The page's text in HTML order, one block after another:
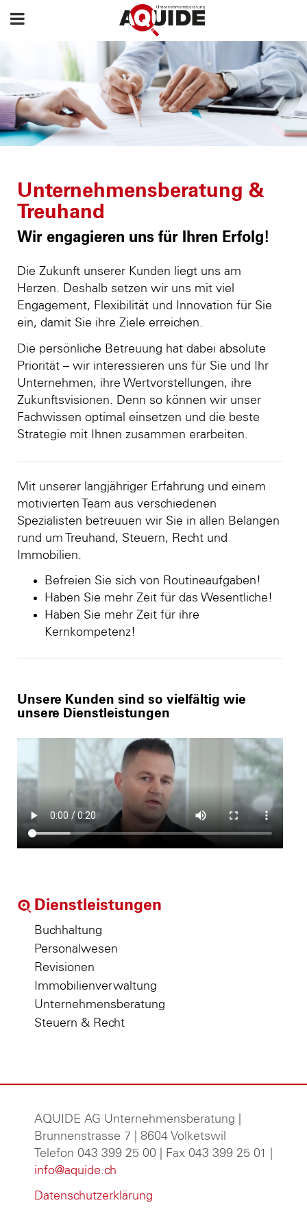
Unternehmensberatung &
Treuhand
Wir engagieren uns für Ihren Erfolg!
Die Zukunft unserer Kunden liegt uns am
Herzen. Deshalb setzen wir uns mit viel
Engagement, Flexibilität und Innovation für Sie
ein, damit Sie ihre Ziele erreichen.
Die persönliche Betreuung hat dabei absolute
Priorität – wir interessieren uns für Sie und Ihr
Unternehmen, ihre Wertvorstellungen, ihre
Zukunftsvisionen. Denn so können wir unser
Fachwissen optimal einsetzen und die beste
Strategie mit Ihnen zusammen erarbeiten.
Mit unserer langjähriger Erfahrung und einem
motivierten Team aus verschiedenen
Spezialisten betreuuen wir Sie in allen Belangen
rund um Treuhand, Steuern, Recht und
Immobilien.
Befreien Sie sich von Routineaufgaben!
Haben Sie mehr Zeit für das Wesentliche!
Haben Sie mehr Zeit für ihre
Kernkompetenz!
Unsere Kunden sind so vielfältig wie
unsere Dienstleistungen
Dienstleistungen
Buchhaltung
Personalwesen
Revisionen
Immobilienverwaltung
Unternehmensberatung
Steuern & Recht
AQUIDE AG Unternehmensberatung
Brunnenstrasse 7 | 8604 Volketswil
Telefon 043 399 25 00 | Fax 043 399 25 01 |
info@aquide.ch
Datenschutzerklärung